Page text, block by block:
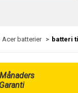
Acer batterier batteri